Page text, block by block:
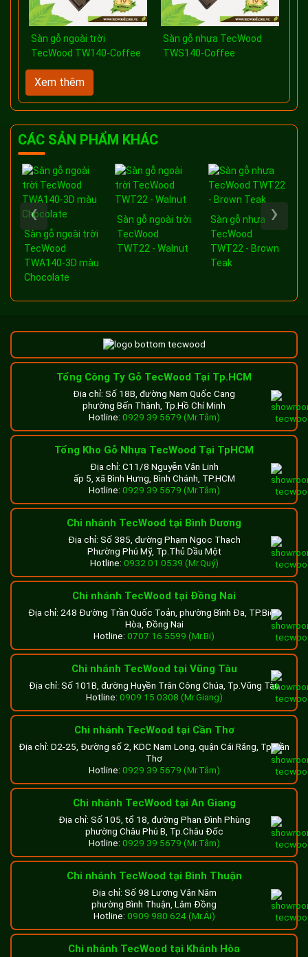
Sàn gỗ ngoài trời
TecWood TW140-Coffee
Sàn gỗ nhựa TecWood
TWS140-Coffee
Xem thêm
CÁC SẢN PHẨM KHÁC
Sàn gỗ ngoài trời
TecWood
TWA140-3D màu
Chocolate
Sàn gỗ ngoài trời
TecWood
TWT22 - Walnut
Sàn gỗ nhựa
TecWood
TWT22 - Brown
Teak
‹ ›
Tổng Công Ty Gỗ TecWood Tại Tp.HCM
Địa chỉ: Số 18B, đường Nam Quốc Cang
phường Bến Thành, Tp.Hồ Chí Minh
Hotline: 0929 39 5679 (Mr.Tâm)
Tổng Kho Gỗ Nhựa TecWood Tại TpHCM
Địa chỉ: C11/8 Nguyễn Văn Linh
ấp 5, xã Bình Hưng, Bình Chánh, TP.HCM
Hotline: 0929 39 5679 (Mr.Tâm)
Chi nhánh TecWood tại Bình Dương
Địa chỉ: Số 385, đường Phạm Ngọc Thạch
Phường Phú Mỹ, Tp.Thủ Dầu Một
Hotline: 0932 01 0539 (Mr.Quý)
Chi nhánh TecWood tại Đồng Nai
Địa chỉ: 248 Đường Trần Quốc Toản, phường Bình Đa, TP.Biên
Hòa, Đồng Nai
Hotline: 0707 16 5599 (Mr.Bi)
Chi nhánh TecWood tại Vũng Tàu
Địa chỉ: Số 101B, đường Huyền Trân Công Chúa, Tp.Vũng Tàu
Hotline: 0909 15 0308 (Mr.Giang)
Chi nhánh TecWood tại Cần Thơ
Địa chỉ: D2-25, Đường số 2, KDC Nam Long, quận Cái Răng, Tp.Cần
Thơ
Hotline: 0929 39 5679 (Mr.Tâm)
Chi nhánh TecWood tại An Giang
Địa chỉ: Số 105, tổ 18, đường Phan Đình Phùng
phường Châu Phú B, Tp.Châu Đốc
Hotline: 0929 39 5679 (Mr.Tâm)
Chi nhánh TecWood tại Bình Thuận
Địa chỉ: Số 98 Lương Văn Năm
phường Bình Thuận, Lâm Đồng
Hotline: 0909 980 624 (Mr.Ái)
Chi nhánh TecWood tại Khánh Hòa